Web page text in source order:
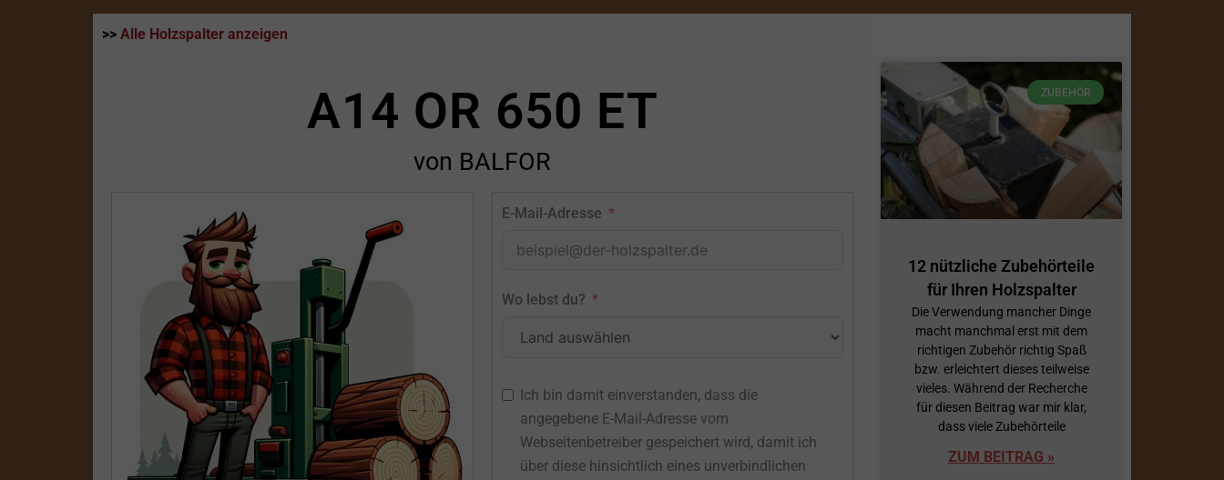
>> Alle Holzspalter anzeigen
A14 OR 650 ET
von BALFOR
E-Mail-Adresse
Wo lebst du?
Ich bin damit einverstanden, dass die
angegebene E-Mail-Adresse vom
Webseitenbetreiber gespeichert wird, damit ich
über diese hinsichtlich eines unverbindlichen
ZUBEHÖR
12 nützliche Zubehörteile
für Ihren Holzspalter
Die Verwendung mancher Dinge
macht manchmal erst mit dem
richtigen Zubehör richtig Spaß
bzw. erleichtert dieses teilweise
vieles. Während der Recherche
für diesen Beitrag war mir klar,
dass viele Zubehörteile
ZUM BEITRAG »